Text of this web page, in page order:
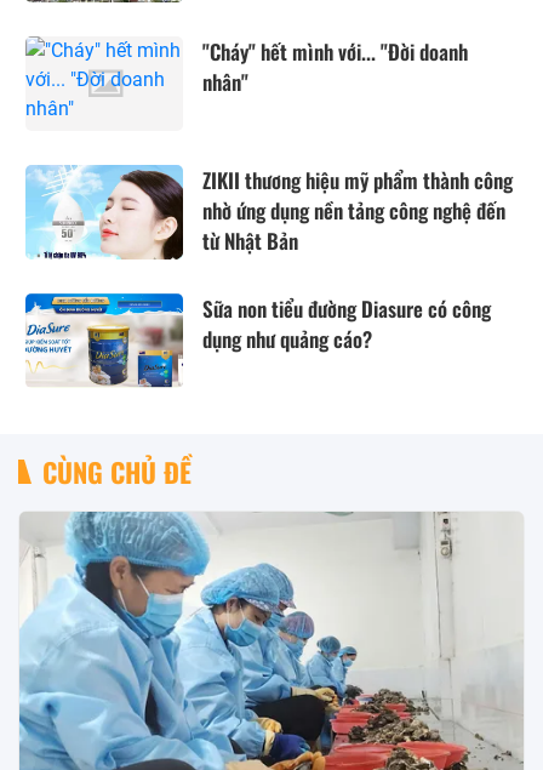
"Cháy" hết mình với... "Đời doanh
nhân"
ZIKII thương hiệu mỹ phẩm thành công
nhờ ứng dụng nền tảng công nghệ đến
từ Nhật Bản
Sữa non tiểu đường Diasure có công
dụng như quảng cáo?
CÙNG CHỦ ĐỀ